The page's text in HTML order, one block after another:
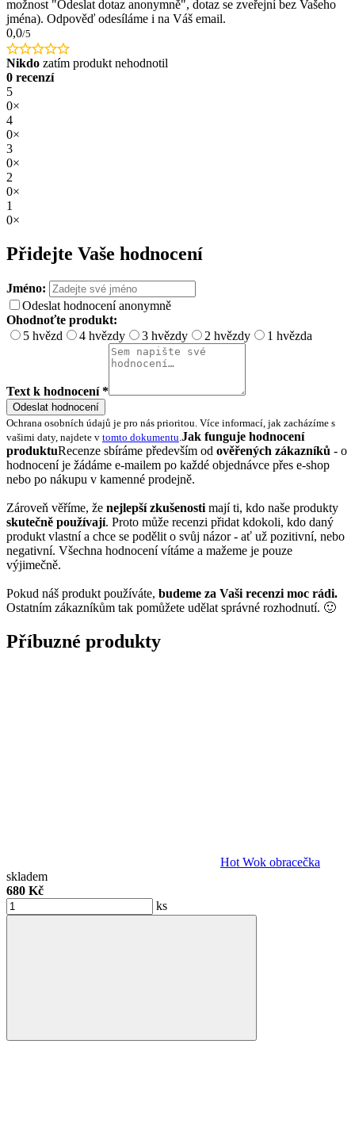
možnost "Odeslat dotaz anonymně", dotaz se zveřejní bez Vašeho
jména). Odpověď odesíláme i na Váš email.
0,0/5
Nikdo zatím produkt nehodnotil
0 recenzí
5
0×
4
0×
3
0×
2
0×
1
0×
Přidejte Vaše hodnocení
Jméno:
Odeslat hodnocení anonymně
Ohodnoťte produkt:
5 hvězd
4 hvězdy 3 hvězdy 2 hvězdy 1 hvězda
Text k hodnocení *
Odeslat hodnocení
Ochrana osobních údajů je pro nás prioritou. Více informací, jak zacházíme s
vašimi daty, najdete v tomto dokumentu Jak funguje hodnocení
produktuRecenze sbíráme především od ověřených zákazníků - o
hodnocení je žádáme e-mailem po každé objednávce přes e-shop
nebo po nákupu v kamenné prodejně.
Zároveň věříme, že nejlepší zkušenosti mají ti, kdo naše produkty
skutečně používají. Proto může recenzi přidat kdokoli, kdo daný
produkt vlastní a chce se podělit o svůj názor - ať už pozitivní, nebo
negativní. Všechna hodnocení vítáme a mažeme je pouze
výjimečně.
Pokud náš produkt používáte, budeme za Vaši recenzi moc rádi.
Ostatním zákazníkům tak pomůžete udělat správné rozhodnutí. 🙂
Příbuzné produkty
Hot Wok obracečka
skladem
680 Kč
ks